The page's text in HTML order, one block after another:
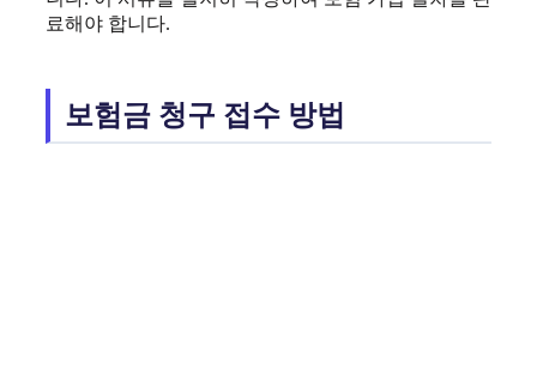
료해야 합니다.
보험금 청구 접수 방법